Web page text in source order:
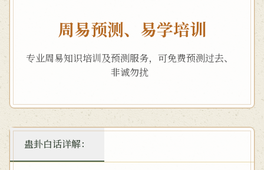
周易预测、易学培训
专业周易知识培训及预测服务，可免费预测过去、
非诚勿扰
蛊卦白话详解：